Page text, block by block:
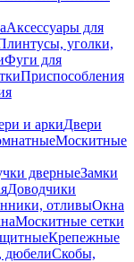
Аксессуары для
уголки,
Фуги для
Приспособления
и аркиДвери
Москитные
дверныеЗамки
Доводчики
отливыОкна
Москитные сетки
Крепежные
дюбелиСкобы,